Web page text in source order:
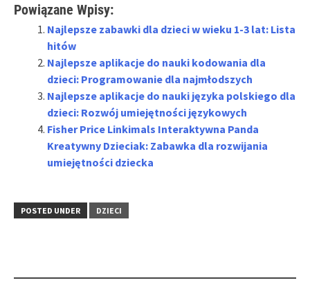
Powiązane Wpisy:
Najlepsze zabawki dla dzieci w wieku 1-3 lat: Lista
hitów
Najlepsze aplikacje do nauki kodowania dla
dzieci: Programowanie dla najmłodszych
Najlepsze aplikacje do nauki języka polskiego dla
dzieci: Rozwój umiejętności językowych
Fisher Price Linkimals Interaktywna Panda
Kreatywny Dzieciak: Zabawka dla rozwijania
umiejętności dziecka
POSTED UNDER DZIECI